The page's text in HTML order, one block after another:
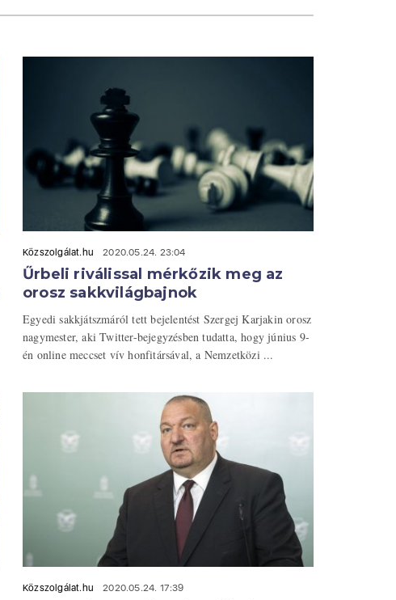
Közszolgálat.hu 2020.05.24. 23:04
Űrbeli riválissal mérkőzik meg az
orosz sakkvilágbajnok
Egyedi sakkjátszmáról tett bejelentést Szergej Karjakin orosz
nagymester, aki Twitter-bejegyzésben tudatta, hogy június 9-
én online meccset vív honfitársával, a Nemzetközi ...
Közszolgálat.hu 2020.05.24. 17:39